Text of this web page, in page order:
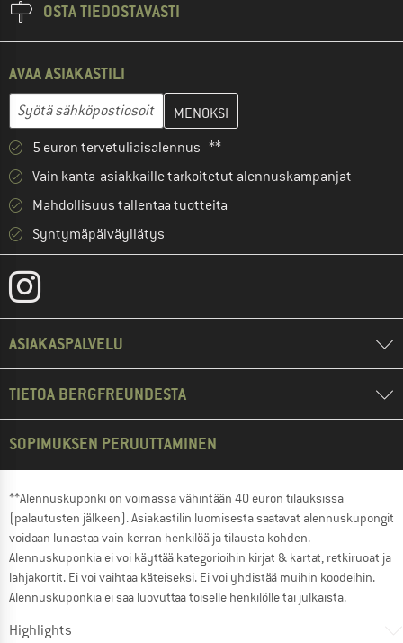
OSTA TIEDOSTAVASTI
AVAA ASIAKASTILI
Sähköpostiosoite
Anna sähköpostiosoitteesi ja luo seuraavassa vaiheessa
5 euron tervetuliaisalennus **
Vain kanta-asiakkaille tarkoitetut alennuskampanjat
Mahdollisuus tallentaa tuotteita
Syntymäpäiväyllätys
ASIAKASPALVELU
TIETOA BERGFREUNDESTA
SOPIMUKSEN PERUUTTAMINEN
**Alennuskuponki on voimassa vähintään 40 euron tilauksissa
(palautusten jälkeen). Asiakastilin luomisesta saatavat alennuskupongit
voidaan lunastaa vain kerran henkilöä ja tilausta kohden.
Alennuskuponkia ei voi käyttää kategorioihin kirjat & kartat, retkiruoat ja
lahjakortit. Ei voi vaihtaa käteiseksi. Ei voi yhdistää muihin koodeihin.
Alennuskuponkia ei saa luovuttaa toiselle henkilölle tai julkaista.
Highlights